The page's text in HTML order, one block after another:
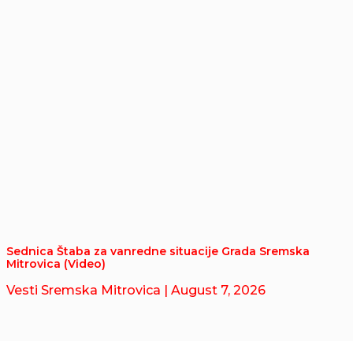
Sednica Štaba za vanredne situacije Grada Sremska
Mitrovica (Video)
Vesti Sremska Mitrovica | August 7, 2026